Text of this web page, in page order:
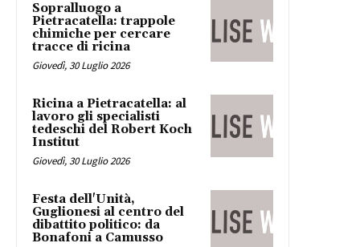
Sopralluogo a
Pietracatella: trappole
chimiche per cercare
tracce di ricina
Giovedì, 30 Luglio 2026
Ricina a Pietracatella: al
lavoro gli specialisti
tedeschi del Robert Koch
Institut
Giovedì, 30 Luglio 2026
Festa dell'Unità,
Guglionesi al centro del
dibattito politico: da
Bonafoni a Camusso